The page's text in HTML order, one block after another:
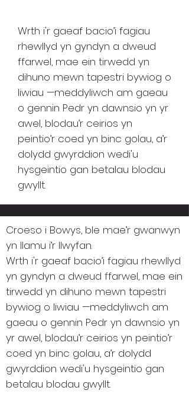
Wrth i'r gaeaf bacio’i fagiau
rhewllyd yn gyndyn a dweud
ffarwel, mae ein tirwedd yn
dihuno mewn tapestri bywiog o
liwiau —meddyliwch am gaeau
o gennin Pedr yn dawnsio yn yr
awel, blodau’r ceirios yn
peintio’r coed yn binc golau, a’r
dolydd gwyrddion wedi'u
hysgeintio gan betalau blodau
gwyllt.
Croeso i Bowys, ble mae’r gwanwyn
yn llamu i’r llwyfan.
Wrth i'r gaeaf bacio’i fagiau rhewllyd
yn gyndyn a dweud ffarwel, mae ein
tirwedd yn dihuno mewn tapestri
bywiog o liwiau —meddyliwch am
gaeau o gennin Pedr yn dawnsio yn
yr awel, blodau’r ceirios yn peintio’r
coed yn binc golau, a’r dolydd
gwyrddion wedi'u hysgeintio gan
betalau blodau gwyllt.